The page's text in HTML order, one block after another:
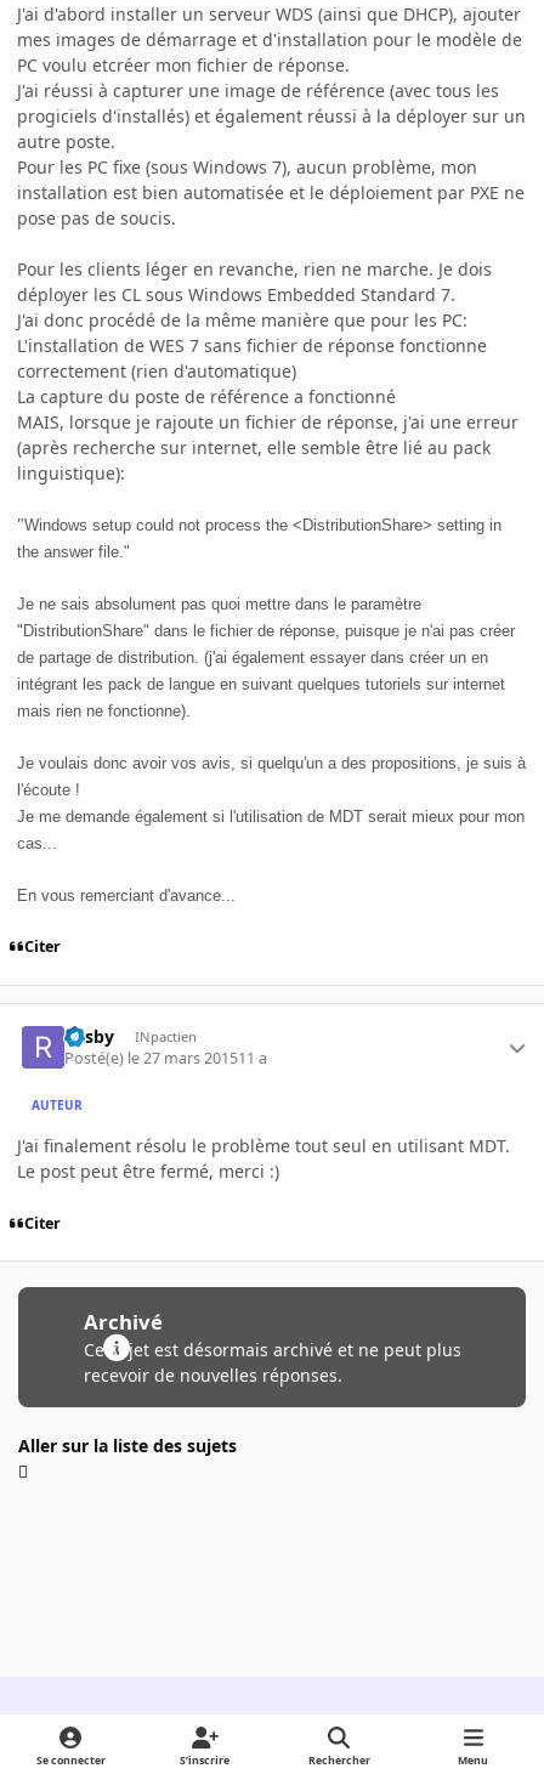
J'ai d'abord installer un serveur WDS (ainsi que DHCP), ajouter
mes images de démarrage et d'installation pour le modèle de
PC voulu etcréer mon fichier de réponse.
J'ai réussi à capturer une image de référence (avec tous les
progiciels d'installés) et également réussi à la déployer sur un
autre poste.
Pour les PC fixe (sous Windows 7), aucun problème, mon
installation est bien automatisée et le déploiement par PXE ne
pose pas de soucis.
Pour les clients léger en revanche, rien ne marche. Je dois
déployer les CL sous Windows Embedded Standard 7.
J'ai donc procédé de la même manière que pour les PC:
L'installation de WES 7 sans fichier de réponse fonctionne
correctement (rien d'automatique)
La capture du poste de référence a fonctionné
MAIS, lorsque je rajoute un fichier de réponse, j'ai une erreur
(après recherche sur internet, elle semble être lié au pack
linguistique):
"Windows setup could not process the <DistributionShare> setting in
the answer file."
Je ne sais absolument pas quoi mettre dans le paramètre
"DistributionShare" dans le fichier de réponse, puisque je n'ai pas créer
de partage de distribution. (j'ai également essayer dans créer un en
intégrant les pack de langue en suivant quelques tutoriels sur internet
mais rien ne fonctionne).
Je voulais donc avoir vos avis, si quelqu'un a des propositions, je suis à
l'écoute !
Je me demande également si l'utilisation de MDT serait mieux pour mon
cas...
En vous remerciant d'avance...
Citer
Rasby INpactien
Posté(e) le 27 mars 201511 a
AUTEUR
J'ai finalement résolu le problème tout seul en utilisant MDT.
Le post peut être fermé, merci :)
Citer
Archivé
Ce sujet est désormais archivé et ne peut plus
recevoir de nouvelles réponses.
Aller sur la liste des sujets
Light ModeDark ModeSystem Preference
Se connecter S’inscrire Rechercher Menu